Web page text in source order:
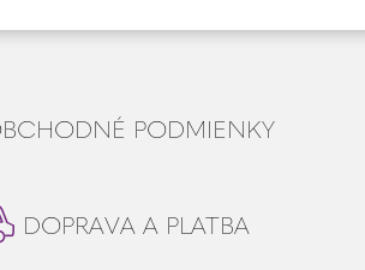
PODMIENKY
DOPRAVA A PLATBA